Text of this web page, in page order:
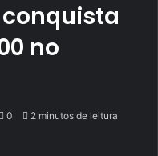
no
0 2 minutos de leitura